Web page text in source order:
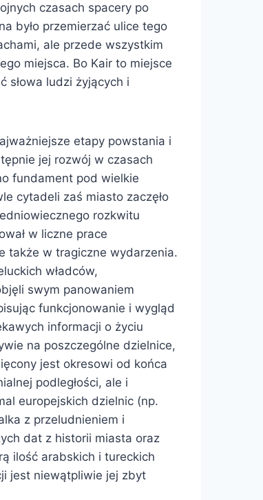
czasach spacery po
było przemierzać ulice tego
ale przede wszystkim
miejsca. Bo Kair to miejsce
słowa ludzi żyjących i
etapy powstania i
jej rozwój w czasach
fundament pod wielkie
cytadeli zaś miasto zaczęło
rozkwitu
w liczne prace
także w tragiczne wydarzenia.
władców,
swym panowaniem
funkcjonowanie i wygląd
informacji o życiu
na poszczególne dzielnice,
jest okresowi od końca
podległości, ale i
europejskich dzielnic (np.
z przeludnieniem i
dat z historii miasta oraz
ilość arabskich i tureckich
jest niewątpliwie jej zbyt